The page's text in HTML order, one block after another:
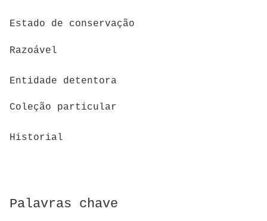
Estado de conservação
Razoável
Entidade detentora
Coleção particular
Historial
Palavras chave